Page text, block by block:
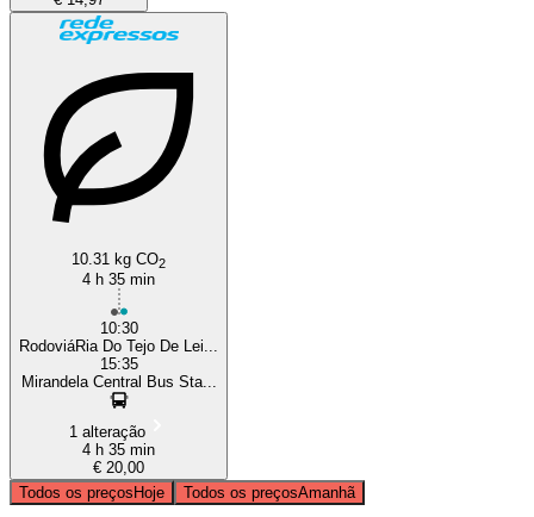
10.31 kg CO2
4 h 35 min
10:30
RodoviáRia Do Tejo De Lei...
15:35
Mirandela Central Bus Sta...
1 alteração
4 h 35 min
€ 20,00
Todos os preçosHoje Todos os preçosAmanhã